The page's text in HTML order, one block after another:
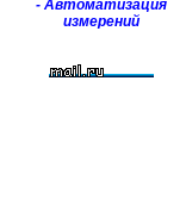
- Автоматизация
измерений